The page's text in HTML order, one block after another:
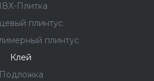
Плитка
плинтус
плинтус
Клей
Подложка